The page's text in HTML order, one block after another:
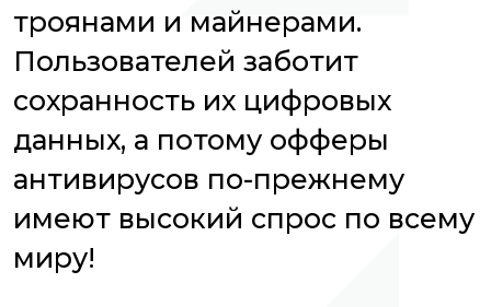
троянами и майнерами.
Пользователей заботит
сохранность их цифровых
данных, а потому офферы
антивирусов по-прежнему
имеют высокий спрос по всему
миру!